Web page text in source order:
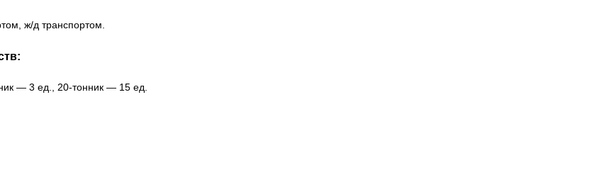
ж/д транспортом.
— 3 ед., 20-тонник — 15 ед.